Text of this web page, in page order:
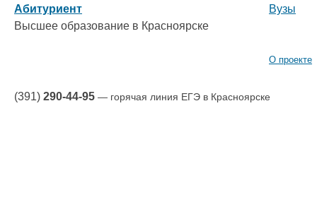
Абитуриент
Высшее образование в Красноярске
Вузы
О проекте
(391) 290-44-95 — горячая линия ЕГЭ в Красноярске